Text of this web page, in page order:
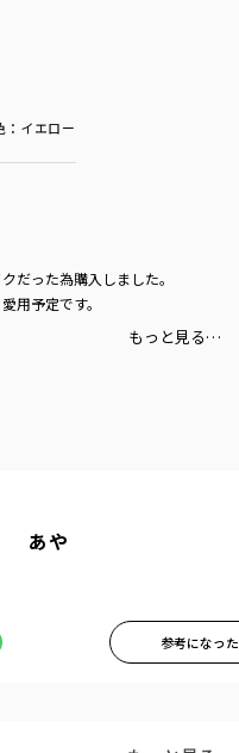
：イエロー
だった為購入しました。
用予定です。
もっと見る…
あや
参考になった